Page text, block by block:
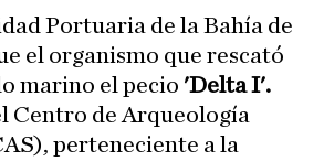
Portuaria de la Bahía de
el organismo que rescató
marino el pecio 'Delta I'.
Centro de Arqueología
perteneciente a la